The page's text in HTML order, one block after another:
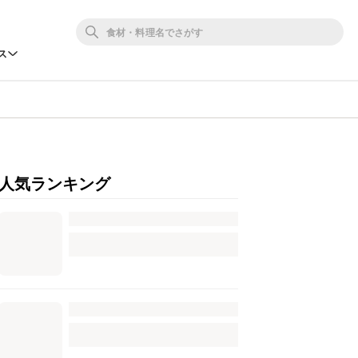
人気ランキング